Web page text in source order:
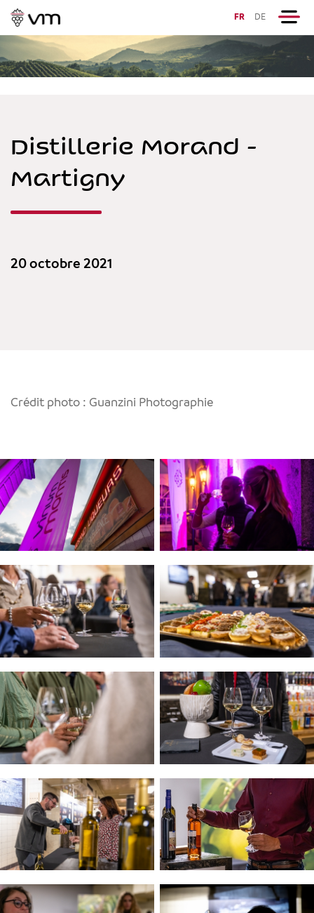
FR DE
Distillerie Morand -
Martigny
20 octobre 2021
Crédit photo : Guanzini Photographie